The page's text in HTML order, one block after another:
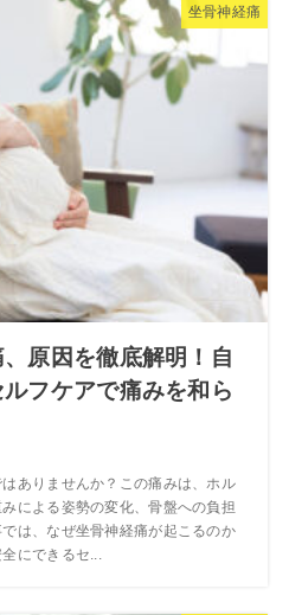
坐骨神経痛
原因を徹底解明！自
フケアで痛みを和ら
ありませんか？この痛みは、ホル
による姿勢の変化、骨盤への負担
は、なぜ坐骨神経痛が起こるのか
にできるセ...